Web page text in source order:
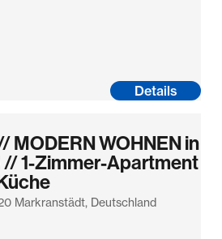
Details
MODERN WOHNEN in
1-Zimmer-Apartment
Markranstädt, Deutschland